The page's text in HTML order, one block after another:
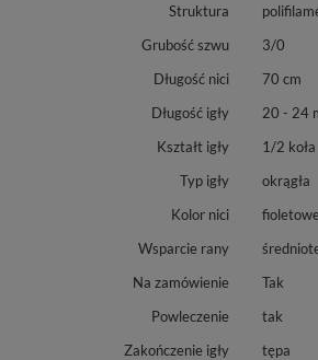
Struktura
Grubość szwu
3/0
Długość nici
70 cm
Długość igły
20 - 24
Kształt igły
1/2 koła
Typ igły
okrągła
Kolor nici
Wsparcie rany
Na zamówienie
Tak
Powleczenie
tak
Zakończenie igły
tępa